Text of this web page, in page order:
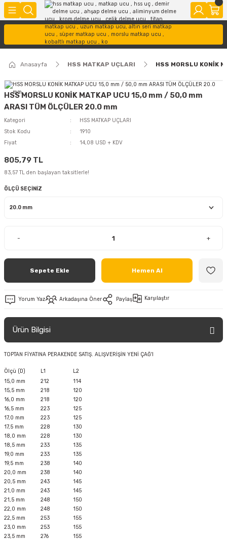
Anasayfa HSS MATKAP UÇLARI HSS MORSLU KONİK
HSS MORSLU KONİK MATKAP UCU 15,0 mm / 50,0 mm
ARASI TÜM ÖLÇÜLER 20.0 mm
Kategori
HSS MATKAP UÇLARI
Stok Kodu
1910
Fiyat
14,08 USD + KDV
805,79 TL
83,57 TL den başlayan taksitlerle!
ÖLÇÜ SEÇİNİZ
- +
Sepete Ekle Hemen Al
Yorum Yaz Arkadaşına Öner Paylaş Karşılaştır
Ürün Bilgisi
TOPTAN FİYATINA PERAKENDE SATIŞ. ALIŞVERİŞİN YENİ ÇAĞ'I
Ölçü (D) L1
L2
15,0 mm
212
114
15,5 mm
218
120
16,0 mm
218
120
16,5 mm
223
125
17,0 mm
223
125
17,5 mm
228
130
18,0 mm
228
130
18,5 mm
233
135
19,0 mm
233
135
19,5 mm
238
140
20,0 mm
238
140
20,5 mm
243
145
21,0 mm
243
145
21,5 mm
248
150
22,0 mm
248
150
22,5 mm
253
155
23,0 mm
253
155
23,5 mm
276
155